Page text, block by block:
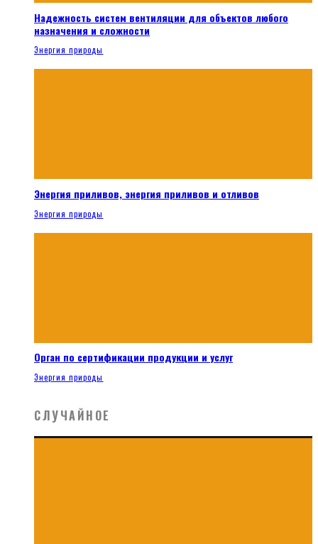
Надежность систем вентиляции для объектов любого
назначения и сложности
Энергия природы
Энергия приливов, энергия приливов и отливов
Энергия природы
Орган по сертификации продукции и услуг
Энергия природы
СЛУЧАЙНОЕ